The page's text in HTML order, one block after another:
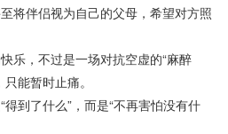
将伴侣视为自己的父母，希望对方照
乐，不过是一场对抗空虚的“麻醉
能暂时止痛。
到了什么”，而是“不再害怕没有什